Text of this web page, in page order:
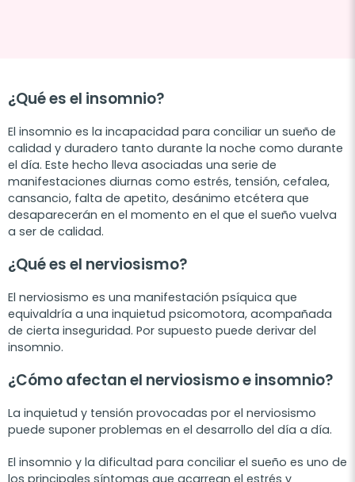
¿Qué es el insomnio?
El insomnio es la incapacidad para conciliar un sueño de
calidad y duradero tanto durante la noche como durante
el día. Este hecho lleva asociadas una serie de
manifestaciones diurnas como estrés, tensión, cefalea,
cansancio, falta de apetito, desánimo etcétera que
desaparecerán en el momento en el que el sueño vuelva
a ser de calidad.
¿Qué es el nerviosismo?
El nerviosismo es una manifestación psíquica que
equivaldría a una inquietud psicomotora, acompañada
de cierta inseguridad. Por supuesto puede derivar del
insomnio.
¿Cómo afectan el nerviosismo e insomnio?
La inquietud y tensión provocadas por el nerviosismo
puede suponer problemas en el desarrollo del día a día.
El insomnio y la dificultad para conciliar el sueño es uno de
los principales síntomas que acarrean el estrés y